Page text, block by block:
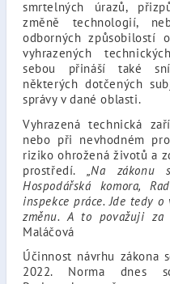
smrtelných úrazů,
změně technologií,
odborných způsobilostí
vyhrazených
sebou přináší také
některých dotčených
správy v dané oblasti.
Vyhrazená technická
nebo při nevhodném
riziko ohrožená životů a
prostředí.
„Na zákonu
Hospodářská komora,
inspekce práce. Jde tedy
změnu. A to považuji za
Maláčová
Účinnost návrhu zákona
2022. Norma dnes